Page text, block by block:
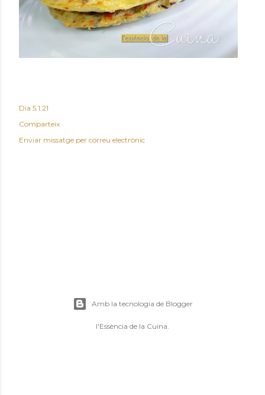
Dia 5.1.21
Comparteix
Enviar missatge per correu electrònic
Amb la tecnologia de Blogger
l'Essència de la Cuina.